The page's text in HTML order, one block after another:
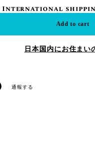
International
Add to cart
日本国内にお住まい
通報する